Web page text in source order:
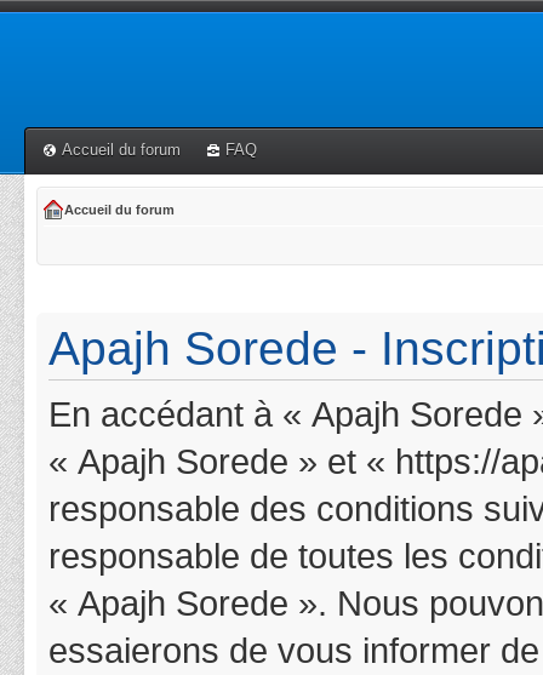
Accueil du forum FAQ
Accueil du forum
Apajh Sorede -
En accédant à « Apajh
« Apajh Sorede » et « https://
responsable des conditions
responsable de toutes les
« Apajh Sorede ». Nous
essaierons de vous informer